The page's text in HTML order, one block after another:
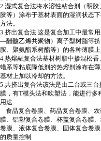
2.湿式复合法将水溶性粘合剂（明胶
胶等）涂布于基材表面的湿润状态下
方法。
3.挤出复合法 这是复合加工中最常用
―醋酸乙烯共聚物）离子型树脂等挤
胺、聚氨酯系树酯等）的各种薄膜
4.热熔融复合法基材树脂中掺混松香
蜡系等粘底降低剂的热熔剂涂布在薄
基材上加以冷却的方法。
5.共挤出复合法该法是由二台或三台
膜，有T模头法和吹塑法，能进行多
用途
食品复合卷膜、药品复合卷膜、农
膜、铝塑复合卷膜、杯盖复合卷膜、
卷膜、液体复合卷膜、固体复合卷
的质量控制